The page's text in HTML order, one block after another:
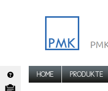
HOME PRODUKTE